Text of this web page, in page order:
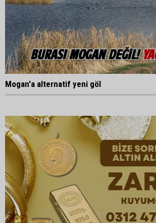
Mogan'a alternatif yeni göl